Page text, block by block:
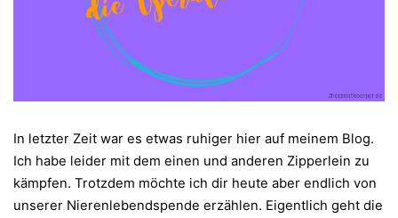
In letzter Zeit war es etwas ruhiger hier auf meinem Blog.
Ich habe leider mit dem einen und anderen Zipperlein zu
kämpfen. Trotzdem möchte ich dir heute aber endlich von
unserer Nierenlebendspende erzählen. Eigentlich geht die